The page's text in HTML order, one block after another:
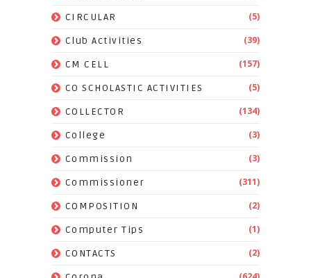
CIRCULAR (5)
Club Activities (39)
CM CELL (157)
CO SCHOLASTIC ACTIVITIES (5)
COLLECTOR (134)
College (3)
Commission (3)
Commissioner (311)
COMPOSITION (2)
Computer Tips (1)
CONTACTS (2)